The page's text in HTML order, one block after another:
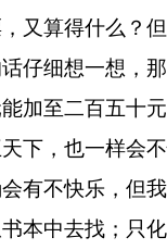
又算得什么？
仔细想一想，
加至二百五十
下，也一样会
有不快乐，但
本中去找；只